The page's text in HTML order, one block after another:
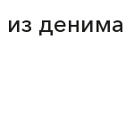
из денима